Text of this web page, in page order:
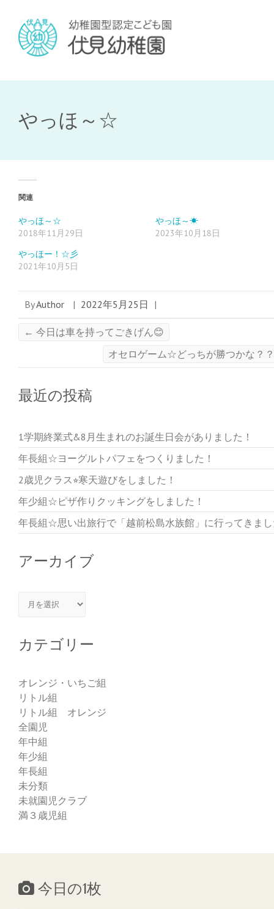
やっほ～☆
関連
やっほ～☆
2018年11月29日
やっほ～☀
2023年10月18日
やっほー！☆彡
2021年10月5日
ByAuthor | 2022年5月25日 |
← 今日は車を持ってごきげん😊
オセロゲーム☆どっちが勝つかな？
最近の投稿
1学期終業式&8月生まれのお誕生日会がありました！
年長組☆ヨーグルトパフェをつくりました！
2歳児クラス⭐︎寒天遊びをしました！
年少組☆ピザ作りクッキングをしました！
年長組☆思い出旅行で「越前松島水族館」に行ってきま
アーカイブ
アーカイブ
カテゴリー
オレンジ・いちご組
リトル組
リトル組 オレンジ
全園児
年中組
年少組
年長組
未分類
未就園児クラブ
満３歳児組
今日の1枚